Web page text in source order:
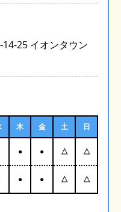
25 イオンタウン
木 金 土 日
● ● △ △
● ● △ △